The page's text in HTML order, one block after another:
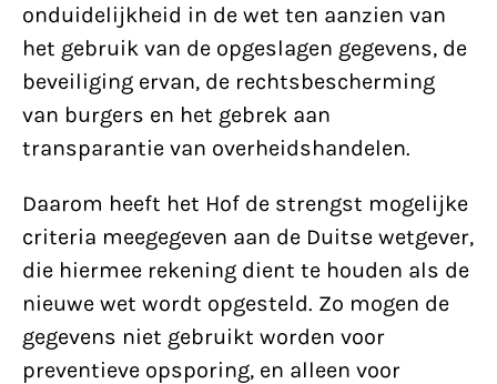
onduidelijkheid in de wet ten aanzien van
het gebruik van de opgeslagen gegevens, de
beveiliging ervan, de rechtsbescherming
van burgers en het gebrek aan
transparantie van overheidshandelen.
Daarom heeft het Hof de strengst mogelijke
criteria meegegeven aan de Duitse wetgever,
die hiermee rekening dient te houden als de
nieuwe wet wordt opgesteld. Zo mogen de
gegevens niet gebruikt worden voor
preventieve opsporing, en alleen voor